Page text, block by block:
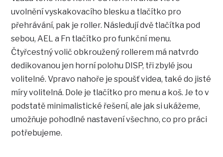
uvolnění vyskakovacího blesku a tlačítko pro
přehrávání, pak je roller. Následují dvě tlačítka pod
sebou, AEL a Fn tlačítko pro funkční menu.
Čtyřcestný volič obkroužený rollerem má natvrdo
dedikovanou jen horní polohu DISP, tři zbylé jsou
volitelné. Vpravo nahoře je spoušť videa, také do jisté
míry volitelná. Dole je tlačítko pro menu a koš. Je to v
podstatě minimalistické řešení, ale jak si ukážeme,
umožňuje pohodlné nastavení všechno, co pro práci
potřebujeme.